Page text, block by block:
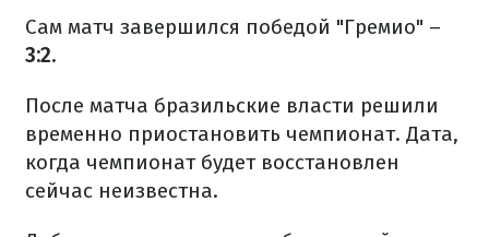
Сам матч завершился победой "Гремио" –
3:2.
После матча бразильские власти решили
временно приостановить чемпионат. Дата,
когда чемпионат будет восстановлен
сейчас неизвестна.